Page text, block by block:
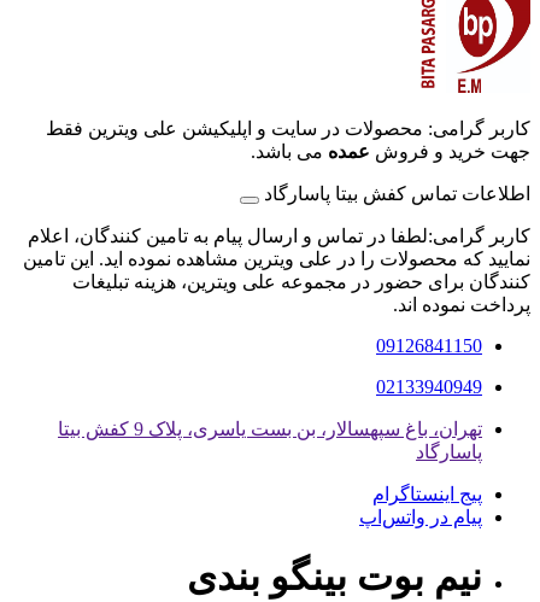
کاربر گرامی: محصولات در سایت و اپلیکیشن علی ویترین فقط
جهت خرید و فروش عمده می باشد.
اطلاعات تماس کفش بیتا پاسارگاد
کاربر گرامی:لطفا در تماس و ارسال پیام به تامین کنندگان، اعلام
نمایید که محصولات را در علی ویترین مشاهده نموده اید. این تامین
کنندگان برای حضور در مجموعه علی ویترین، هزینه تبلیغات
پرداخت نموده اند.
09126841150
02133940949
تهران، باغ سپهسالار، بن بست یاسری، پلاک 9 کفش بیتا
پاسارگاد
پیج اینستاگرام
پیام در واتس‌اپ
نیم بوت بینگو بندی